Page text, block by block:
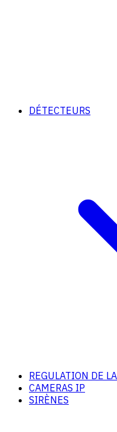
DÉTECTEURS
REGULATION DE
CAMERAS IP
SIRÈNES